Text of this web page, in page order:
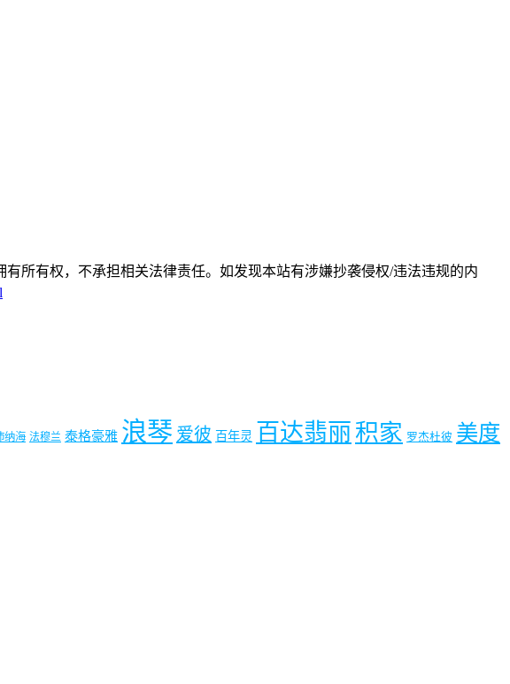
所有权，不承担相关法律责任。如发现本站有涉嫌抄袭侵权/违法违规的内
纳海 法穆兰 泰格豪雅 浪琴 爱彼 百年灵 百达翡丽 积家 罗杰杜彼 美度